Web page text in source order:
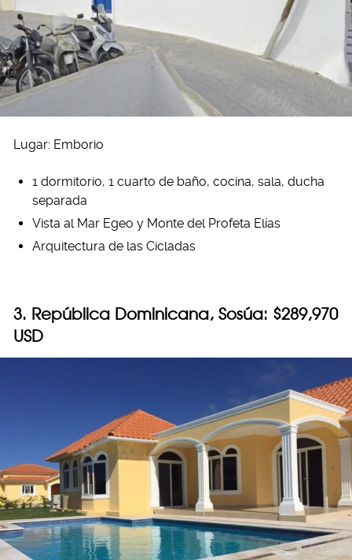
Lugar: Emborio
1 dormitorio, 1 cuarto de baño, cocina, sala, ducha
separada
Vista al Mar Egeo y Monte del Profeta Elías
Arquitectura de las Cicladas
3. República Dominicana, Sosúa: $289,970
USD